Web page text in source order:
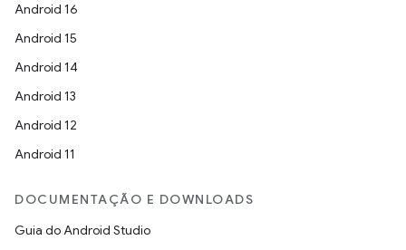
Android 16
Android 15
Android 14
Android 13
Android 12
Android 11
DOCUMENTAÇÃO E DOWNLOADS
Guia do Android Studio